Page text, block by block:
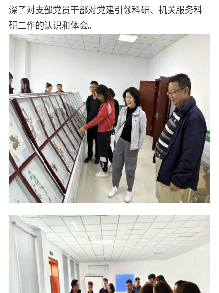
深了对支部党员干部对党建引领科研、机关服务科
研工作的认识和体会。